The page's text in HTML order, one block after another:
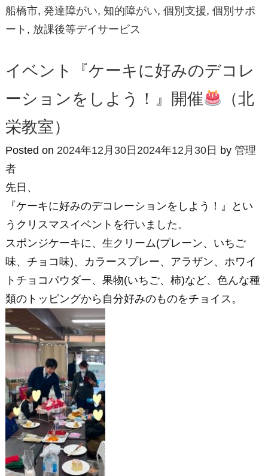
船橋市, 発達障がい, 知的障がい, 個別支援, 個別サポ
ート , 放課後等デイサービス
イベント『ケーキに好みのデコレ
ーションをしよう！』開催
（北
栄教室）
Posted on 2024年12月30日 2024年12月30日 by 管理
者
先日、
『ケーキに好みのデコレーションをしよう！』とい
うクリスマスイベントを行いました。
スポンジケーキに、生クリーム(プレーン、いちご
味、チョコ味)、カラースプレー、アラザン、ホワイ
トチョコパウダー、果物(いちご、柿)など、色んな種
類のトッピングから自分好みのものをチョイス。